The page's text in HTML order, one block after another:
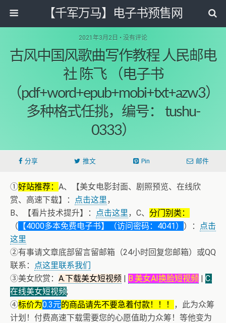
【千军万马】电子书预售网
2021年3月2日 • 没有评论
古风中国风歌曲写作教程 人民邮电
社 陈飞 （电子书
（pdf+word+epub+mobi+txt+azw3）
多种格式任挑，编号： tushu-
0333）
分享 推文 Pin 邮件
①好站推荐： A、【美女电影封面、剧照预览、在线欣
赏、高速下载】：
点击这里，
B、【看片技术提升】：
点击这里，C、 分门别类：
（ 【4000多本免费电子书】（访问密码：4041） ）：
点击
这里
②有事请文章底部留言留邮箱（24小时回复您邮箱）或QQ
联系：
点这里联系我们
③美女欣赏： A.下载美女短视频 | B.美女AI换脸短视频 | C.
在线美女短视频;
④标价为0.3元的商品请先不要急着付款！！！
，此为众筹
计划！付费高速下载需要您的心愿值助力众筹！等他变为